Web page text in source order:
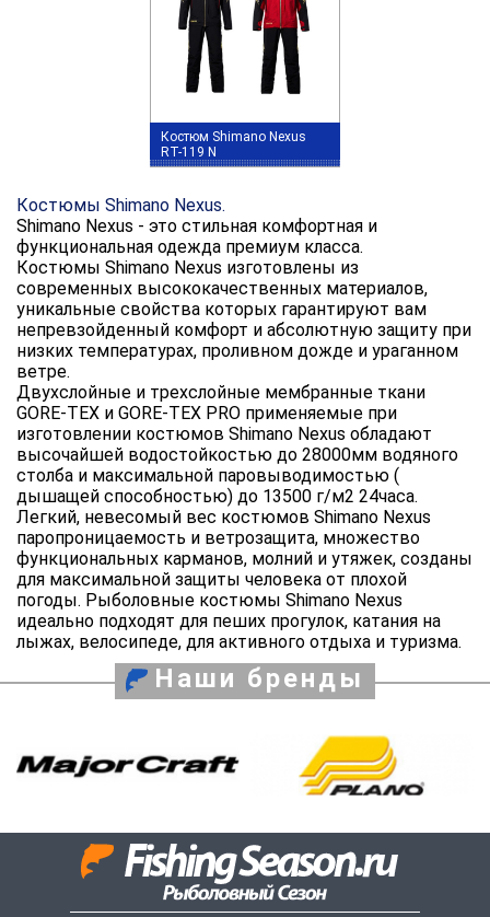
Костюм Shimano Nexus
RT-119 N
Костюмы Shimano Nexus.
Shimano Nexus - это стильная комфортная и
функциональная одежда премиум класса.
Костюмы Shimano Nexus изготовлены из
современных высококачественных материалов,
уникальные свойства которых гарантируют вам
непревзойденный комфорт и абсолютную защиту при
низких температурах, проливном дожде и ураганном
ветре.
Двухслойные и трехслойные мембранные ткани
GORE-TEX и GORE-TEX PRO применяемые при
изготовлении костюмов Shimano Nexus обладают
высочайшей водостойкостью до 28000мм водяного
столба и максимальной паровыводимостью (
дышащей способностью) до 13500 г/м2 24часа.
Легкий, невесомый вес костюмов Shimano Nexus
паропроницаемость и ветрозащита, множество
функциональных карманов, молний и утяжек, созданы
для максимальной защиты человека от плохой
погоды. Рыболовные костюмы Shimano Nexus
идеально подходят для пеших прогулок, катания на
лыжах, велосипеде, для активного отдыха и туризма.
Наши бренды